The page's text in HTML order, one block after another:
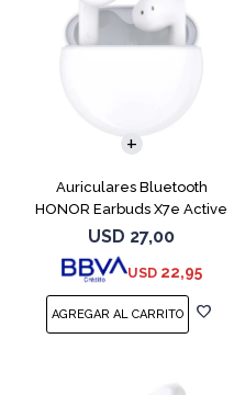
Auriculares Bluetooth
HONOR Earbuds X7e Active
TWS White
USD 27,00
USD 22,95